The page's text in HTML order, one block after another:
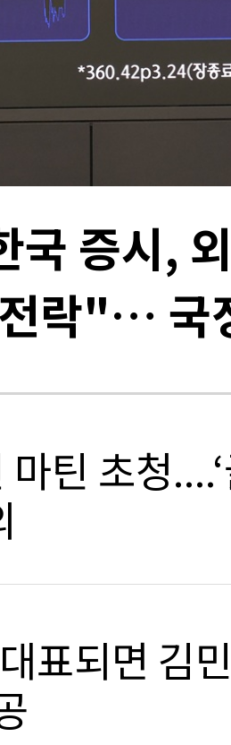
국 증시,
락"… 국
마틴 초청
표되면 김